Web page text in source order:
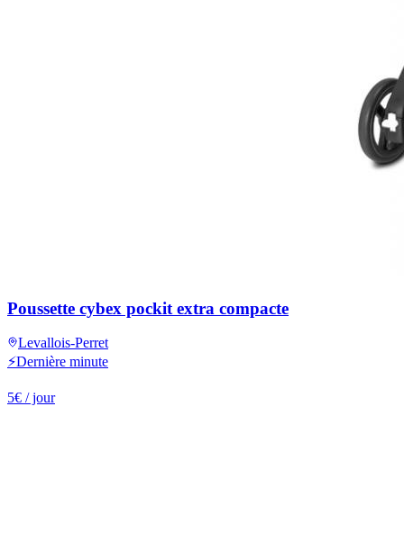
Poussette cybex pockit extra compacte
Levallois-Perret
⚡Dernière minute
5€ / jour